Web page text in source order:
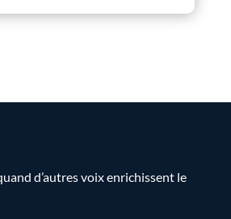
d’autres voix enrichissent le